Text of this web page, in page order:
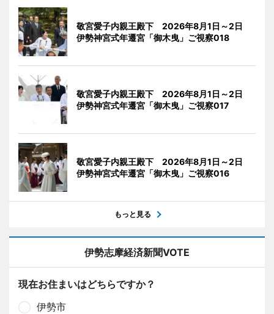
敬宮愛子内親王殿下 2026年8月1日～2日
伊勢神宮式年遷宮「御木曳」ご視察018
敬宮愛子内親王殿下 2026年8月1日～2日
伊勢神宮式年遷宮「御木曳」ご視察017
敬宮愛子内親王殿下 2026年8月1日～2日
伊勢神宮式年遷宮「御木曳」ご視察016
もっと見る
伊勢志摩経済新聞VOTE
現在お住まいはどちらですか？
伊勢市